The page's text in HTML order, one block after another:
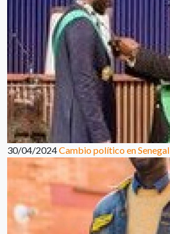
30/04/2024Cambio político en Senegal